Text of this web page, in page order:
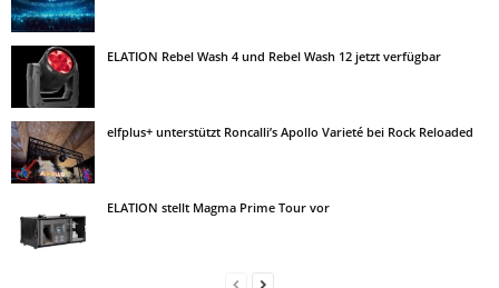
ELATION Rebel Wash 4 und Rebel Wash 12 jetzt verfügbar
elfplus+ unterstützt Roncalli’s Apollo Varieté bei Rock Reloaded
ELATION stellt Magma Prime Tour vor